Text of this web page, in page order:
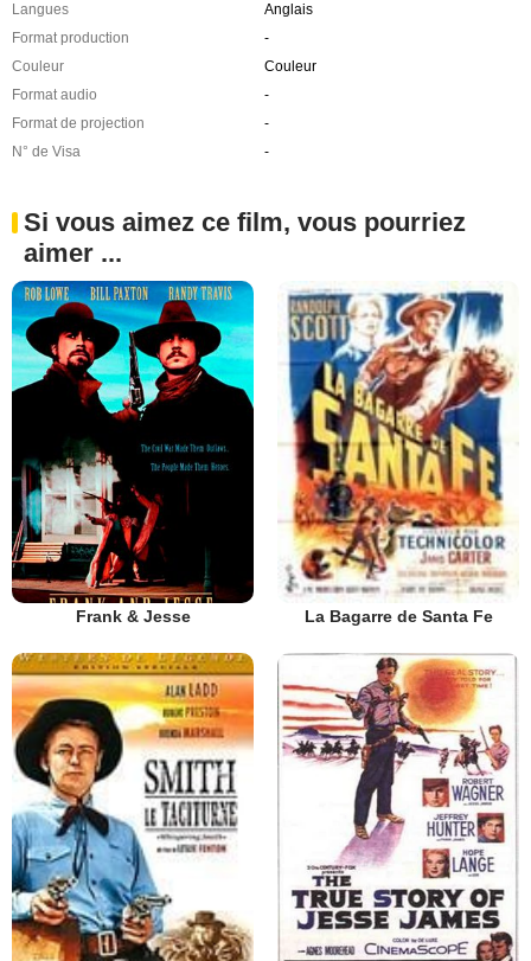
Langues
Anglais
Format production
-
Couleur
Couleur
Format audio
-
Format de projection
-
N° de Visa
-
Si vous aimez ce film, vous pourriez
aimer ...
Frank & Jesse La Bagarre de Santa Fe